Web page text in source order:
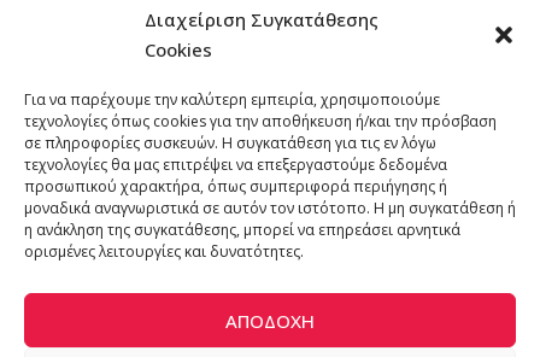
Διαχείριση Συγκατάθεσης
Cookies
Για να παρέχουμε την καλύτερη εμπειρία, χρησιμοποιούμε
τεχνολογίες όπως cookies για την αποθήκευση ή/και την πρόσβαση
σε πληροφορίες συσκευών. Η συγκατάθεση για τις εν λόγω
τεχνολογίες θα μας επιτρέψει να επεξεργαστούμε δεδομένα
προσωπικού χαρακτήρα, όπως συμπεριφορά περιήγησης ή
μοναδικά αναγνωριστικά σε αυτόν τον ιστότοπο. Η μη συγκατάθεση ή
η ανάκληση της συγκατάθεσης, μπορεί να επηρεάσει αρνητικά
ορισμένες λειτουργίες και δυνατότητες.
ΑΠΟΔΟΧΉ
ΤΗΛΕΦΩΝΟ: +30 211 4021758
EMAIL:info@welldone.com.gr